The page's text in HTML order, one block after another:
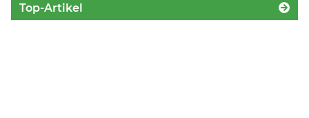
Top-Artikel